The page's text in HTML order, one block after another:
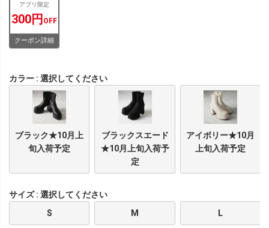
アプリ限定
300円 OFF
クーポン詳細
カラー 選択してください
ブラック★10月上
旬入荷予定
ブラックスエード
★10月上旬入荷予
定
アイボリー★10月
上旬入荷予定
サイズ
選択してください
S
M L